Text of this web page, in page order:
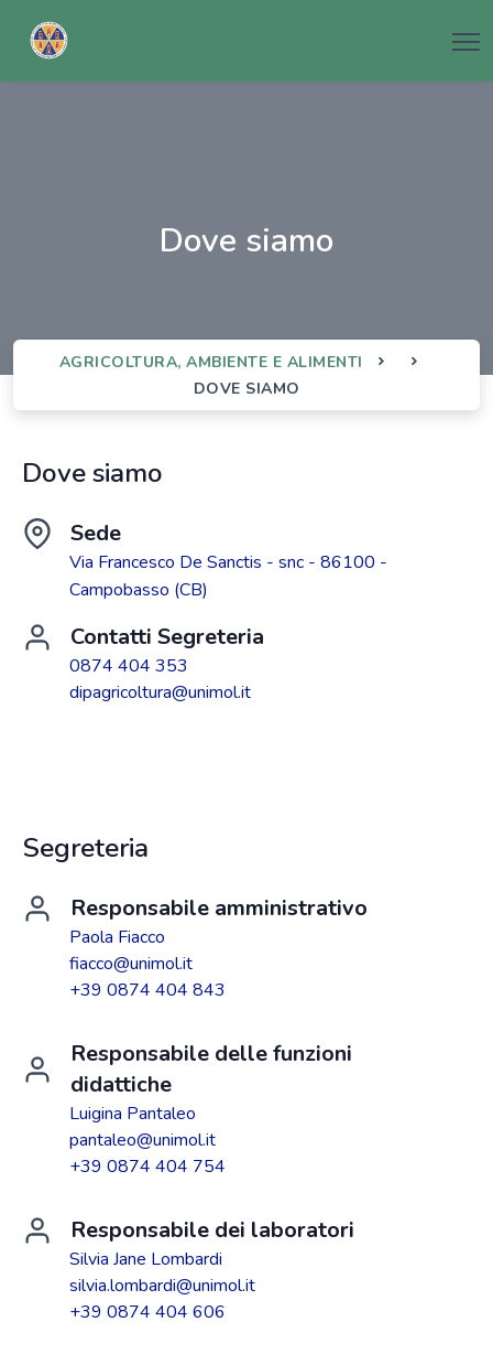
dove siamo
AGRICOLTURA, AMBIENTE E ALIMENTI
DOVE SIAMO
Dove siamo
Sede
Via Francesco De Sanctis - snc - 86100 -
Campobasso (CB)
Contatti Segreteria
0874 404 353
dipagricoltura@unimol.it
Segreteria
Responsabile amministrativo
Paola Fiacco
fiacco@unimol.it
+39 0874 404 843
Responsabile delle funzioni
didattiche
Luigina Pantaleo
pantaleo@unimol.it
+39 0874 404 754
Responsabile dei laboratori
Silvia Jane Lombardi
silvia.lombardi@unimol.it
+39 0874 404 606